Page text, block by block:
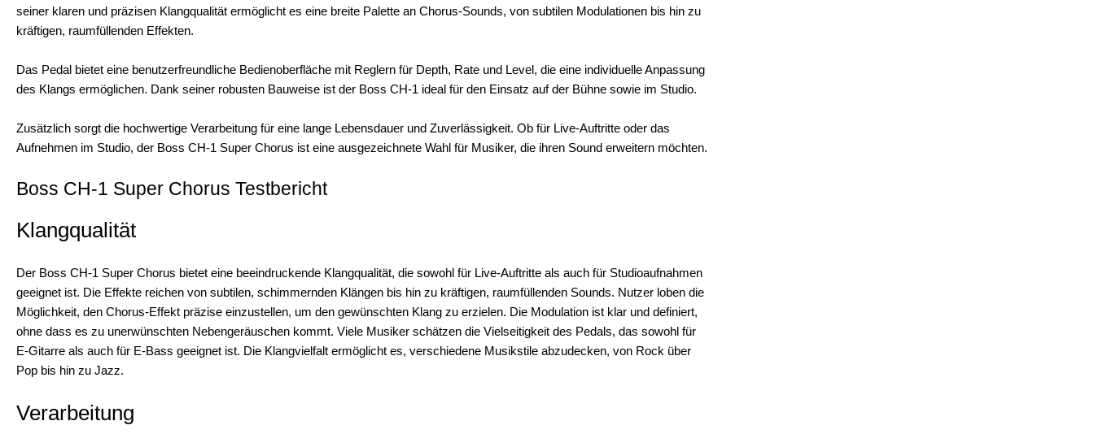
seiner klaren und präzisen Klangqualität ermöglicht es eine breite Palette an Chorus-Sounds, von subtilen Modulationen bis hin zu
kräftigen, raumfüllenden Effekten.
Das Pedal bietet eine benutzerfreundliche Bedienoberfläche mit Reglern für Depth, Rate und Level, die eine individuelle Anpassung
des Klangs ermöglichen. Dank seiner robusten Bauweise ist der Boss CH-1 ideal für den Einsatz auf der Bühne sowie im Studio.
Zusätzlich sorgt die hochwertige Verarbeitung für eine lange Lebensdauer und Zuverlässigkeit. Ob für Live-Auftritte oder das
Aufnehmen im Studio, der Boss CH-1 Super Chorus ist eine ausgezeichnete Wahl für Musiker, die ihren Sound erweitern möchten.
Boss CH-1 Super Chorus Testbericht
Klangqualität
Der Boss CH-1 Super Chorus bietet eine beeindruckende Klangqualität, die sowohl für Live-Auftritte als auch für Studioaufnahmen
geeignet ist. Die Effekte reichen von subtilen, schimmernden Klängen bis hin zu kräftigen, raumfüllenden Sounds. Nutzer loben die
Möglichkeit, den Chorus-Effekt präzise einzustellen, um den gewünschten Klang zu erzielen. Die Modulation ist klar und definiert,
ohne dass es zu unerwünschten Nebengeräuschen kommt. Viele Musiker schätzen die Vielseitigkeit des Pedals, das sowohl für
E-Gitarre als auch für E-Bass geeignet ist. Die Klangvielfalt ermöglicht es, verschiedene Musikstile abzudecken, von Rock über
Pop bis hin zu Jazz.
Verarbeitung